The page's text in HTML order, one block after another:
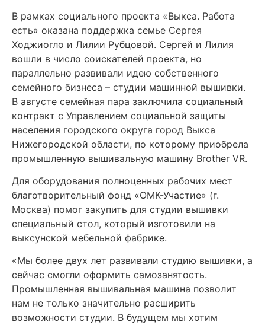
В рамках социального проекта «Выкса. Работа
есть» оказана поддержка семье Сергея
Ходжиогло и Лилии Рубцовой. Сергей и Лилия
вошли в число соискателей проекта, но
параллельно развивали идею собственного
семейного бизнеса – студии машинной вышивки.
В августе семейная пара заключила социальный
контракт с Управлением социальной защиты
населения городского округа город Выкса
Нижегородской области, по которому приобрела
промышленную вышивальную машину Brother VR.
Для оборудования полноценных рабочих мест
благотворительный фонд «ОМК-Участие» (г.
Москва) помог закупить для студии вышивки
специальный стол, который изготовили на
выксунской мебельной фабрике.
«Мы более двух лет развивали студию вышивки, а
сейчас смогли оформить самозанятость.
Промышленная вышивальная машина позволит
нам не только значительно расширить
возможности студии. В будущем мы хотим